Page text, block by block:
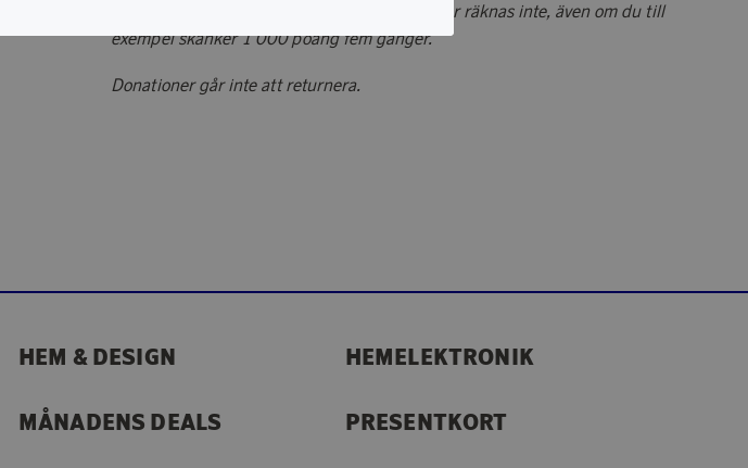
en ChangeMakers-aktivitet. Mindre donationer räknas inte, även om du till
exempel skänker 1 000 poäng fem gånger.
Donationer går inte att returnera.
HEM & DESIGN HEMELEKTRONIK
MÅNADENS DEALS PRESENTKORT